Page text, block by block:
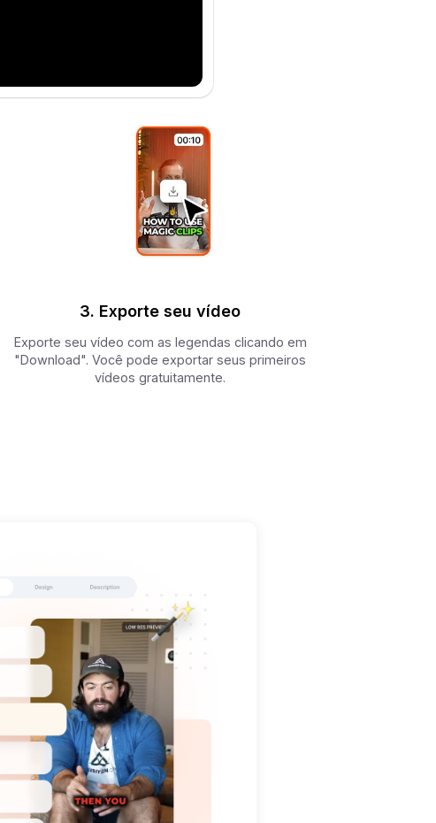
3. Exporte seu vídeo
Exporte seu vídeo com as legendas clicando em
"Download". Você pode exportar seus primeiros
vídeos gratuitamente.